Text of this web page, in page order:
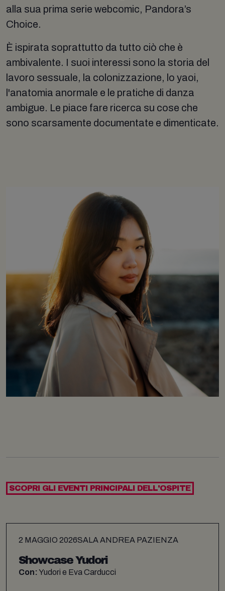
alla sua prima serie webcomic, Pandora’s
Choice.
È ispirata soprattutto da tutto ciò che è
ambivalente. I suoi interessi sono la storia del
lavoro sessuale, la colonizzazione, lo yaoi,
l'anatomia anormale e le pratiche di danza
ambigue. Le piace fare ricerca su cose che
sono scarsamente documentate e dimenticate.
SCOPRI GLI EVENTI PRINCIPALI DELL'OSPITE
2 MAGGIO 2026SALA ANDREA PAZIENZA
Showcase Yudori
Con:Yudori e Eva Carducci